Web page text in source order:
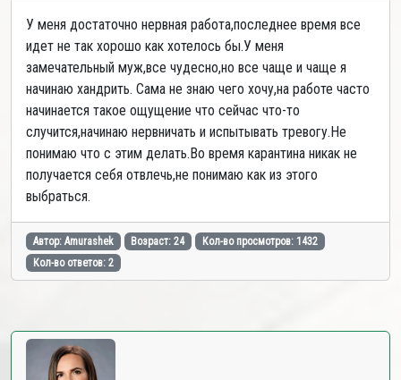
У меня достаточно нервная работа,последнее время все
идет не так хорошо как хотелось бы.У меня
замечательный муж,все чудесно,но все чаще и чаще я
начинаю хандрить. Сама не знаю чего хочу,на работе часто
начинается такое ощущение что сейчас что-то
случится,начинаю нервничать и испытывать тревогу.Не
понимаю что с этим делать.Во время карантина никак не
получается себя отвлечь,не понимаю как из этого
выбраться.
Автор: Amurashek Возраст: 24
Кол-во просмотров: 1432
Кол-во ответов: 2